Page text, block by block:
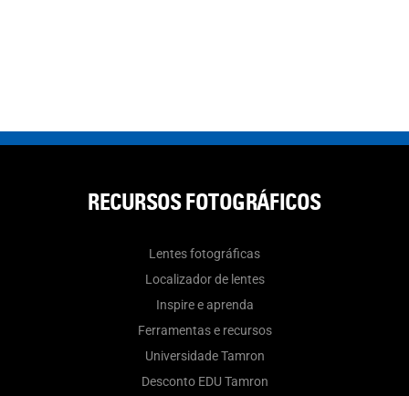
RECURSOS FOTOGRÁFICOS
Lentes fotográficas
Localizador de lentes
Inspire e aprenda
Ferramentas e recursos
Universidade Tamron
Desconto EDU Tamron